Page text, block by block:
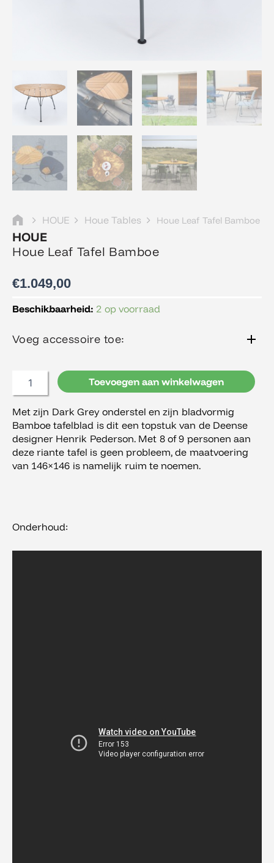
HOUE Houe Tables Houe Leaf Tafel Bamboe
HOUE
Houe Leaf Tafel Bamboe
€1.049,00
Beschikbaarheid: 2 op voorraad
Voeg accessoire toe:
Houe
Bamboe
Toevoegen aan winkelwagen
Met zijn Dark Grey onderstel en zijn bladvormig
Bamboe tafelblad is dit een topstuk van de Deense
designer Henrik Pederson. Met 8 of 9 personen aan
deze riante tafel is geen probleem, de maatvoering
van 146×146 is namelijk ruim te noemen.
Onderhoud: